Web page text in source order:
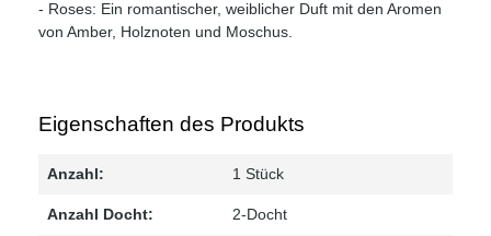
- Roses: Ein romantischer, weiblicher Duft mit den Aromen
von Amber, Holznoten und Moschus.
Eigenschaften des Produkts
Anzahl: 1 Stück
Anzahl Docht: 2-Docht